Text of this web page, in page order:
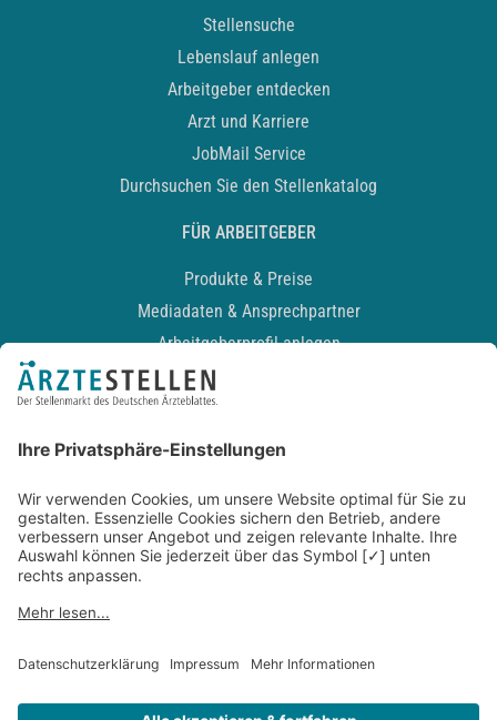
Stellensuche
Lebenslauf anlegen
Arbeitgeber entdecken
Arzt und Karriere
JobMail Service
Durchsuchen Sie den Stellenkatalog
FÜR ARBEITGEBER
Produkte & Preise
Mediadaten & Ansprechpartner
Arbeitgeberprofil anlegen
Recruiting-Podcast
Kontakt
Datenschutz
Newsletter